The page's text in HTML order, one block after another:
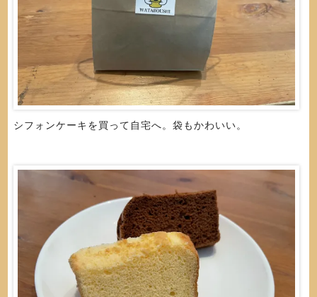
シフォンケーキを買って自宅へ。袋もかわいい。